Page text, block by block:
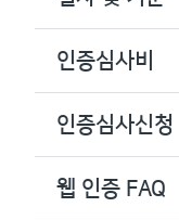
인증심사비
인증심사신청
웹 인증 FAQ